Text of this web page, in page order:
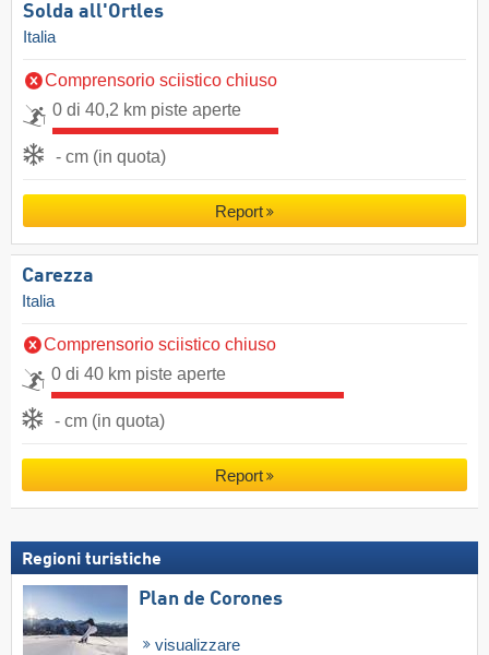
Solda all'Ortles
Italia
Comprensorio sciistico chiuso
0 di 40,2 km piste aperte
- cm (in quota)
Report
Carezza
Italia
Comprensorio sciistico chiuso
0 di 40 km piste aperte
- cm (in quota)
Report
Regioni turistiche
Plan de Corones
visualizzare